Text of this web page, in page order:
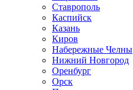
Ставрополь
Каспийск
Казань
Киров
Набережные Челны
Нижний Новгород
Оренбург
Орск